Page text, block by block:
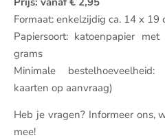
Formaat: enkelzijdig ca. 14 x 19
Papiersoort: katoenpapier
grams
Minimale
kaarten op aanvraag)
Heb je vragen? Informeer ons,
mee!